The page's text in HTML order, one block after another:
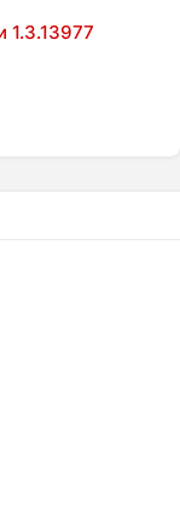
1.3.13977